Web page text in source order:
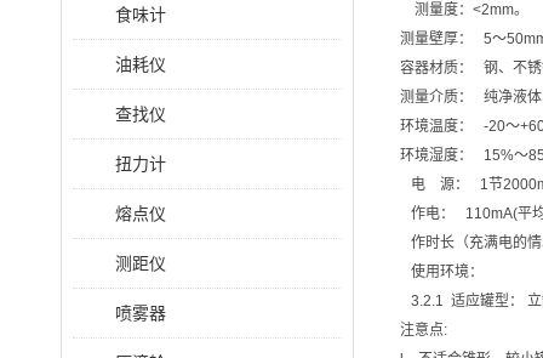
食味计
油耗仪
查找仪
扭力计
熔点仪
测距仪
喷雾器
测量度：<2mm。
测量壁厚： 5～
容器材质： 钢、不
测量介质： 纯净液
环境温度： -20～
环境湿度： 15%～
电 源： 1节
作电： 110mA(平
作时长（充满电的
使用环境：
3.2.1 适应罐型：
注意点: